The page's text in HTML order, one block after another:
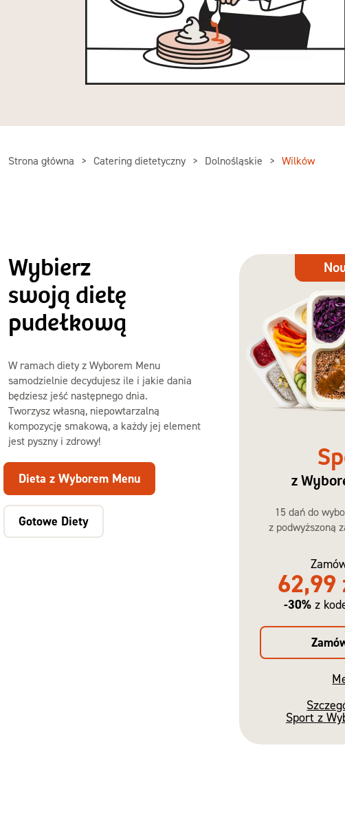
Strona główna Catering dietetyczny Dolnośląskie Wilków
Wybierz
swoją dietę
pudełkową
W ramach diety z Wyborem Menu
samodzielnie decydujesz ile i jakie dania
będziesz jeść następnego dnia.
Tworzysz własną, niepowtarzalną
kompozycję smakową, a każdy jej element
jest pyszny i zdrowy!
Dieta z Wyborem Menu
Gotowe Diety
Dieta
z
15 dań do
z podwyższoną
62,99
-30% z
Sport z